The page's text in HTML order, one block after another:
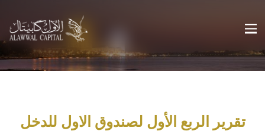
تقرير الربع الأول لصندوق الاول للدخل